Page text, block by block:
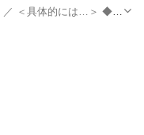
材